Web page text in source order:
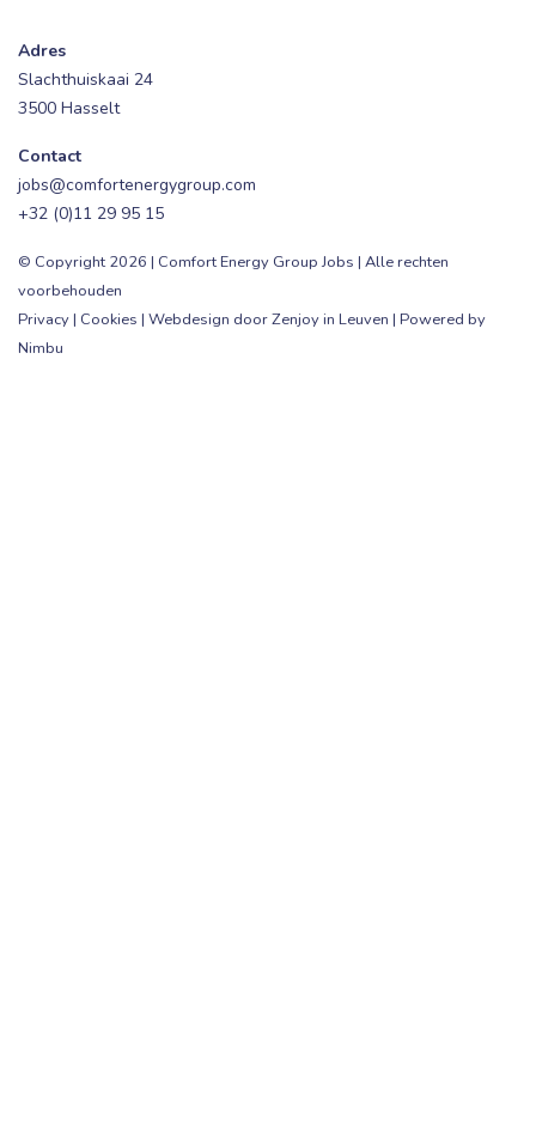
Adres
Slachthuiskaai 24
3500 Hasselt
Contact
jobs@comfortenergygroup.com
+32 (0)11 29 95 15
© Copyright 2026 | Comfort Energy Group Jobs | Alle rechten
voorbehouden
Privacy| Cookies | Webdesign door Zenjoy in Leuven | Powered by
Nimbu